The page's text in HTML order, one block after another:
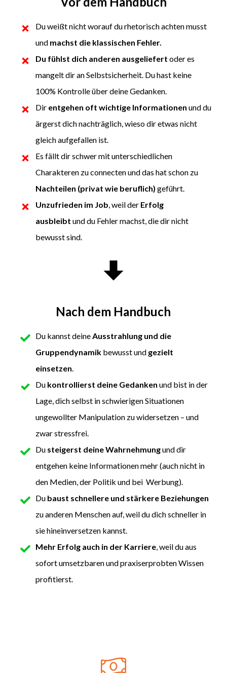
Du weißt nicht worauf du rhetorisch achten musst
und machst die klassischen Fehler.
Du fühlst dich anderen ausgeliefert oder es
mangelt dir an Selbstsicherheit. Du hast keine
100% Kontrolle über deine Gedanken.
Dir entgehen oft wichtige Informationen und du
ärgerst dich nachträglich, wieso dir etwas nicht
gleich aufgefallen ist.
Es fällt dir schwer mit unterschiedlichen
Charakteren zu connecten und das hat schon zu
Nachteilen (privat wie beruflich) geführt.
Unzufrieden im Job, weil der Erfolg
ausbleibt und du Fehler machst, die dir nicht
bewusst sind.
Nach dem Handbuch
Du kannst deineAusstrahlung und die
Gruppendynamik bewusst und gezielt
einsetzen.
Du kontrollierst deine Gedanken und bist in der
Lage, dich selbst in schwierigen Situationen
ungewollter Manipulation zu widersetzen – und
zwar stressfrei.
Du steigerst deine Wahrnehmungund dir
entgehen keine Informationen mehr (auch nicht in
den Medien, der Politik und bei Werbung).
Du baust schnellere und stärkere Beziehungen
zu anderen Menschen auf, weil du dich schneller in
sie hineinversetzen kannst.
Mehr Erfolg auch in der Karriere, weil du aus
sofort umsetzbaren und praxiserprobten Wissen
profitierst.